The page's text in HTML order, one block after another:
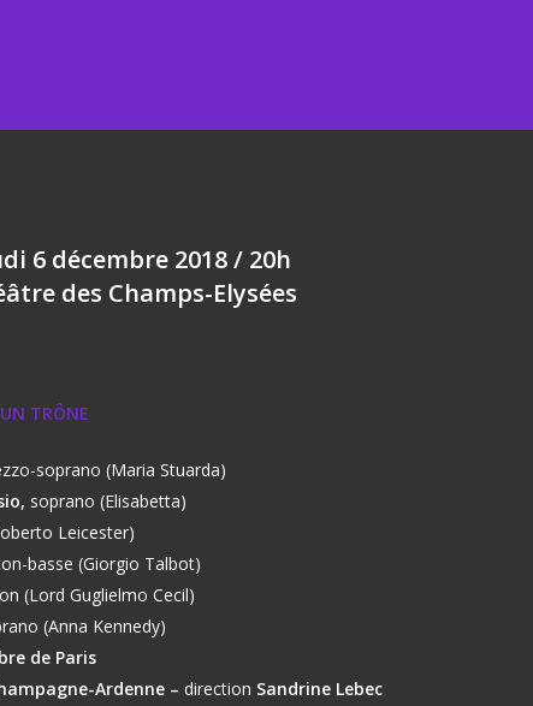
6 décembre 2018 / 20h
des Champs-Elysées
TRÔNE
soprano (Maria Stuarda)
soprano (Elisabetta)
Leicester)
basse (Giorgio Talbot)
(Lord Guglielmo Cecil)
(Anna Kennedy)
de Paris
Ardenne –direction Sandrine Lebec